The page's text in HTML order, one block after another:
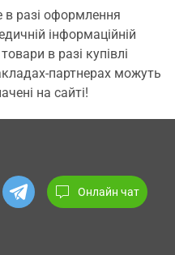
в разі оформлення
інформаційній
в разі купівлі
партнерах можуть
на сайті!
Онлайн чат